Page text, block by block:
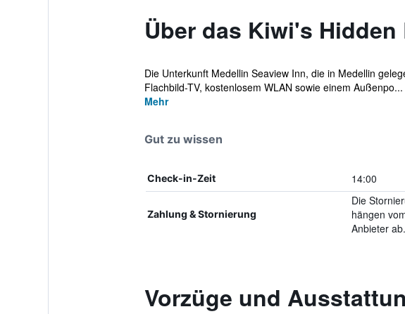
Über das Kiwi's Hidden
Die Unterkunft Medellin Seaview Inn, die in Medellin
Flachbild-TV, kostenlosem WLAN sowie einem Außenpo...
Mehr
Gut zu wissen
Check-in-Zeit 14:00
Zahlung & Stornierung
Die
hängen
Anbieter ab.
Vorzüge und